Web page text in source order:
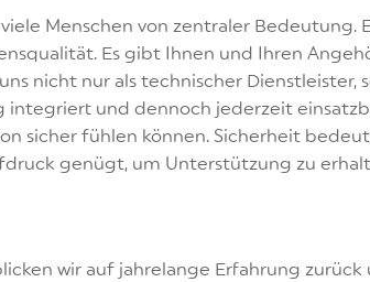
Menschen von zentraler Bedeutung.
Es gibt Ihnen und Ihren
nicht nur als technischer Dienstleister,
integriert und dennoch jederzeit
sicher fühlen können. Sicherheit
genügt, um Unterstützung zu
wir auf jahrelange Erfahrung zurück